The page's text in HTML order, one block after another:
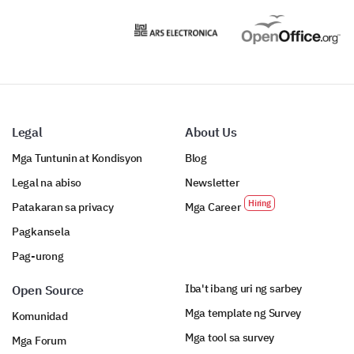
Legal
Mga Tuntunin at Kondisyon
Legal na abiso
Patakaran sa privacy
Pagkansela
Pag-urong
About Us
Blog
Newsletter
Mga Career
Open Source
Komunidad
Mga Forum
Iba't ibang uri ng sarbey
Mga template ng Survey
Mga tool sa survey